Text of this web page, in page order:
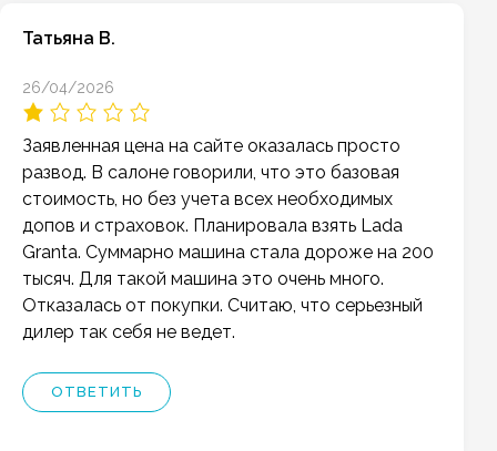
Татьяна В.
26/04/2026
Заявленная цена на сайте оказалась просто
развод. В салоне говорили, что это базовая
стоимость, но без учета всех необходимых
допов и страховок. Планировала взять Lada
Granta. Суммарно машина стала дороже на 200
тысяч. Для такой машина это очень много.
Отказалась от покупки. Считаю, что серьезный
дилер так себя не ведет.
ОТВЕТИТЬ